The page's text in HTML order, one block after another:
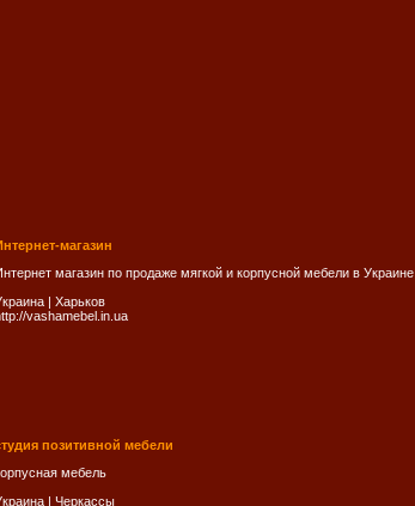
магазин
магазин по продаже мягкой и корпусной мебели в Украине
| Харьков
vashamebel.in.ua
позитивной мебели
мебель
| Черкассы